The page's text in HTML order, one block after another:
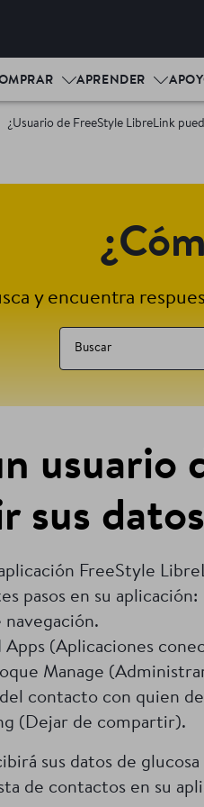
APRENDER
¿Usuario de FreeStyle LibreLink
y encuentra
usuario
sus
FreeStyle
pasos en su aplicación:
navegación.
Apps (Aplicaciones
Manage
contacto con quien
(Dejar de compartir).
sus datos de
de contactos en su